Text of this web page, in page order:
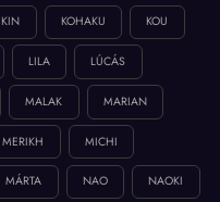
KIN KOHAKU KOU
LILA LÚCÁS
MALAK MARIAN
MERIKH MICHI
MÁRTA NAO NAOKI